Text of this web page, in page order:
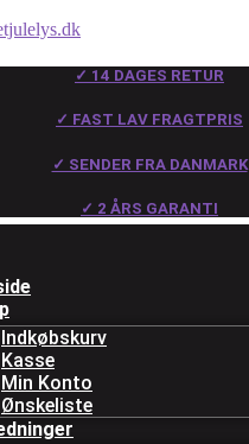
✓ 14 DAGES RETUR
✓ FAST LAV FRAGTPRIS
✓ SENDER FRA DANMARK
✓ 2 ÅRS GARANTI
Indkøbskurv
Kasse
Min Konto
Ønskeliste